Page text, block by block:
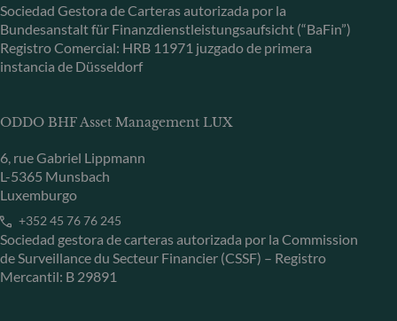
Sociedad Gestora de Carteras autorizada por la
Bundesanstalt für Finanzdienstleistungsaufsicht (“BaFin”)
Registro Comercial: HRB 11971 juzgado de primera
instancia de Düsseldorf
ODDO BHF Asset Management LUX
6, rue Gabriel Lippmann
L-5365 Munsbach
Luxemburgo
+352 45 76 76 245
Sociedad gestora de carteras autorizada por la Commission
de Surveillance du Secteur Financier (CSSF) – Registro
Mercantil: B 29891